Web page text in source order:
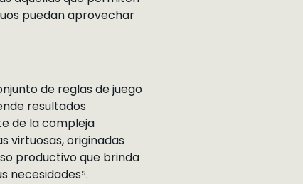
puedan aprovechar
de reglas de juego
resultados
de la compleja
virtuosas, originadas
productivo que brinda
necesidades⁵.